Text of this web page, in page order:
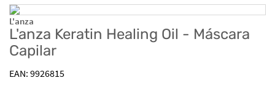
L'anza
L'anza Keratin Healing Oil - Máscara
Capilar
9926815